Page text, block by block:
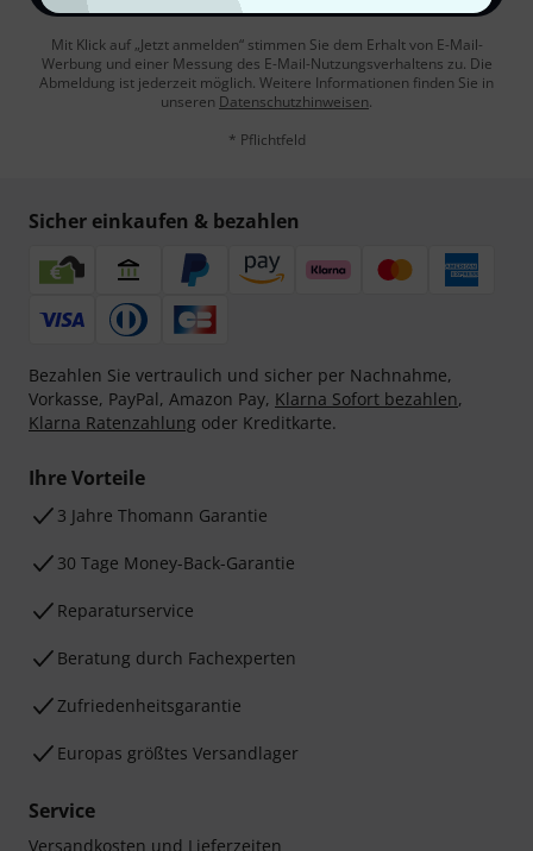
Mit Klick auf „Jetzt anmelden“ stimmen Sie dem Erhalt von E-Mail-
Werbung und einer Messung des E-Mail-Nutzungsverhaltens zu. Die
Abmeldung ist jederzeit möglich. Weitere Informationen finden Sie in
unseren Datenschutzhinweisen.
* Pflichtfeld
Sicher einkaufen & bezahlen
Bezahlen Sie vertraulich und sicher per Nachnahme,
Vorkasse, PayPal, Amazon Pay, Klarna Sofort bezahlen,
Klarna Ratenzahlung oder Kreditkarte.
Ihre Vorteile
3 Jahre Thomann Garantie
30 Tage Money-Back-Garantie
Reparaturservice
Beratung durch Fachexperten
Zufriedenheitsgarantie
Europas größtes Versandlager
Service
Versandkosten und Lieferzeiten